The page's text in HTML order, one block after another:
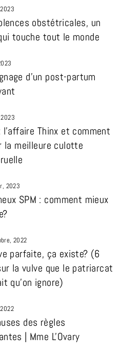
obstétricales, un
touche tout le monde
d’un post-partum
l'affaire Thinx et comment
la meilleure culotte
2023
SPM : comment mieux
2022
parfaite, ça existe? (6
la vulve que le patriarcat
qu'on ignore)
des règles
| Mme L'Ovary